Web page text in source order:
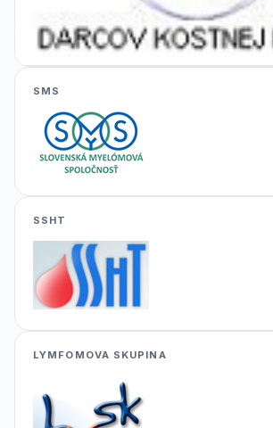
SMS
SSHT
LYMFOMOVA SKUPINA